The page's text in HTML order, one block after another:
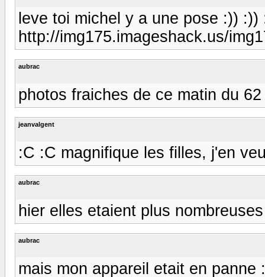
leve toi michel y a une pose :))
http://img175.imageshack.us/
aubrac
photos fraiches de ce matin du
jeanvalgent
:C :C magnifique les filles, j'en
aubrac
hier elles etaient plus
aubrac
mais mon appareil etait en panne